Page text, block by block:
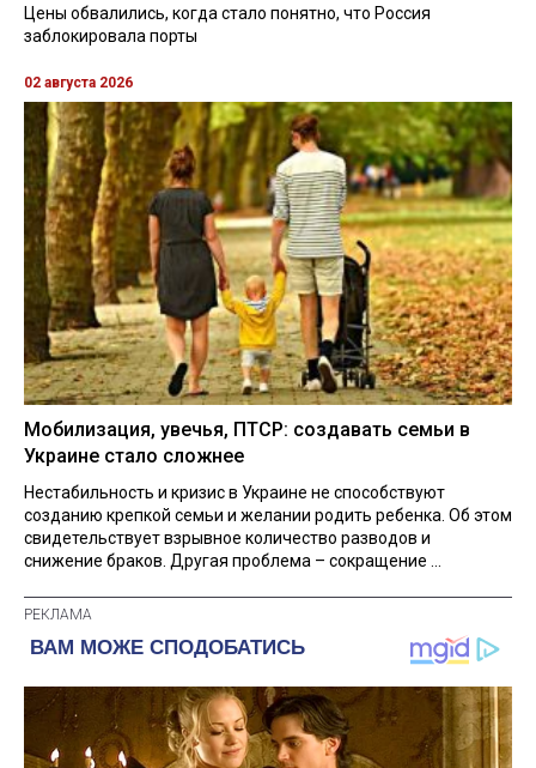
Цены обвалились, когда стало понятно, что Россия
заблокировала порты
02 августа 2026
Мобилизация, увечья, ПТСР: создавать семьи в
Украине стало сложнее
Нестабильность и кризис в Украине не способствуют
созданию крепкой семьи и желании родить ребенка. Об этом
свидетельствует взрывное количество разводов и
снижение браков. Другая проблема – сокращение ...